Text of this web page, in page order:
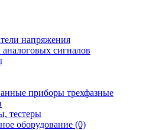
напряжения
сигналов
приборы трехфазные
тестеры
оборудование (0)